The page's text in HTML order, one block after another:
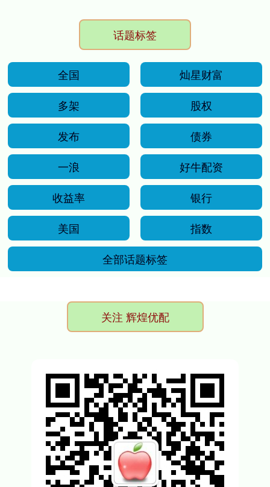
话题标签
全国
灿星财富
多架
股权
发布
债券
一浪
好牛配资
收益率
银行
美国
指数
全部话题标签
关注 辉煌优配